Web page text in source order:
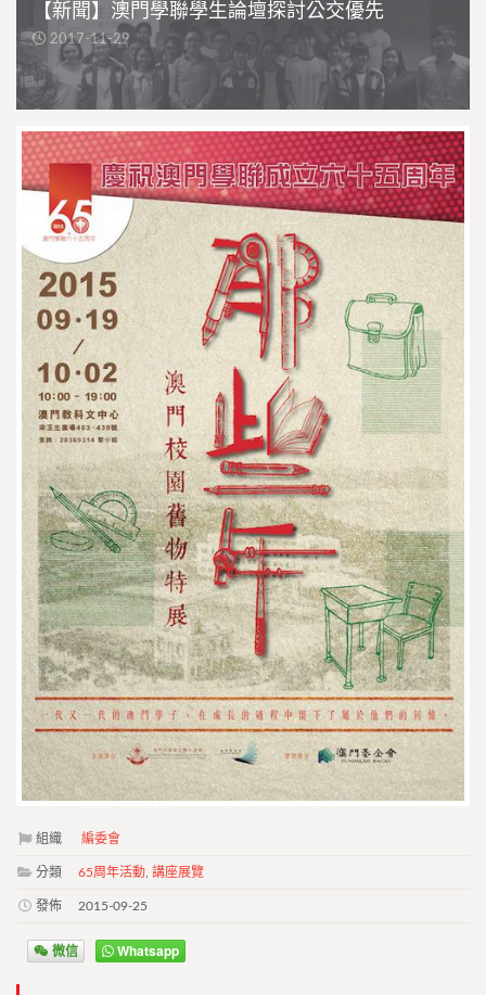
【新聞】澳門學聯學生論壇探討公交優先
2017-11-29
組織 編委會
分類 65周年活動 講座展覽
發佈 2015-09-25
微信 Whatsapp